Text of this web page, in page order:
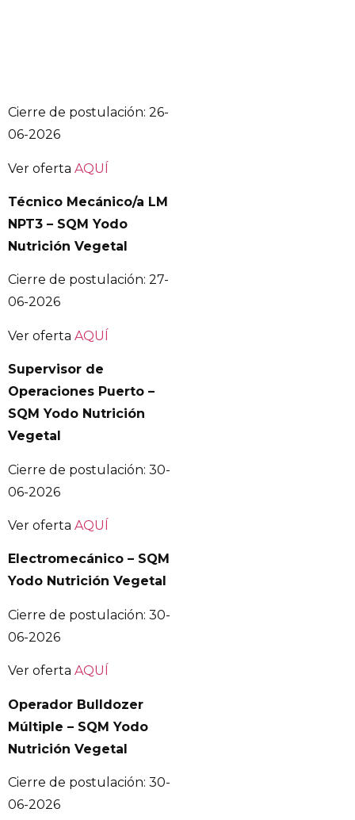
Cierre de postulación: 26-
06-2026
Ver oferta AQUÍ
Técnico Mecánico/a LM
NPT3 – SQM Yodo
Nutrición Vegetal
Cierre de postulación: 27-
06-2026
Ver oferta AQUÍ
Supervisor de
Operaciones Puerto –
SQM Yodo Nutrición
Vegetal
Cierre de postulación: 30-
06-2026
Ver oferta AQUÍ
Electromecánico – SQM
Yodo Nutrición Vegetal
Cierre de postulación: 30-
06-2026
Ver oferta AQUÍ
Operador Bulldozer
Múltiple – SQM Yodo
Nutrición Vegetal
Cierre de postulación: 30-
06-2026